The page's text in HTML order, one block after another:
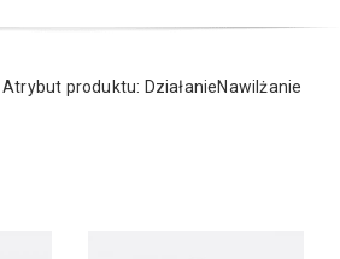
Atrybut produktu: DziałanieNawilżanie